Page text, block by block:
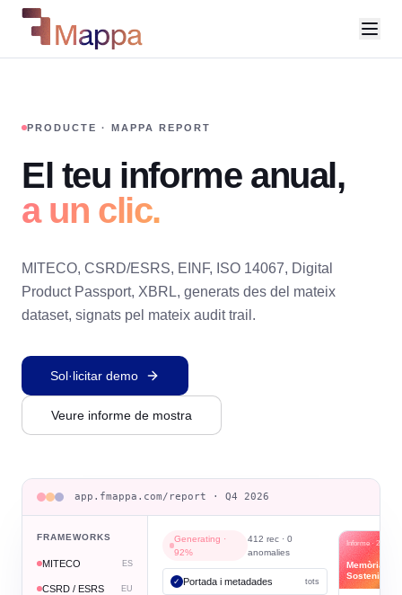
PRODUCTE · MAPPA REPORT
El teu informe anual,
a un clic.
MITECO, CSRD/ESRS, EINF, ISO 14067, Digital
Product Passport, XBRL, generats des del mateix
dataset, signats pel mateix audit trail.
Sol·licitar demo
Veure informe de mostra
app.fmappa.com/report · Q4 2026
FRAMEWORKS
MITECO ES
CSRD / ESRS EU
Generating ·
92%
412 rec · 0
anomalies
✓ Portada i metadades tots
Informe · 2026
Memòria de